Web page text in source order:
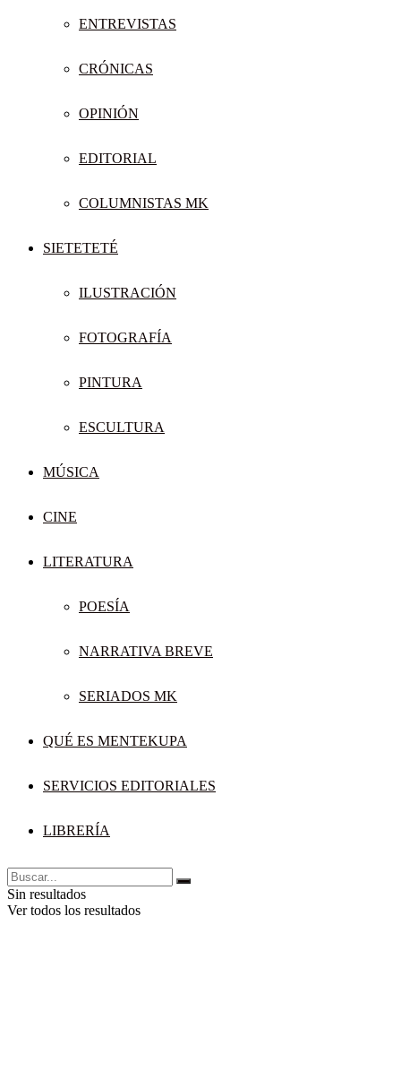
ENTREVISTAS
CRÓNICAS
OPINIÓN
EDITORIAL
COLUMNISTAS MK
SIETETETÉ
ILUSTRACIÓN
FOTOGRAFÍA
PINTURA
ESCULTURA
MÚSICA
CINE
LITERATURA
POESÍA
NARRATIVA BREVE
SERIADOS MK
QUÉ ES MENTEKUPA
SERVICIOS EDITORIALES
LIBRERÍA
Sin resultados
Ver todos los resultados